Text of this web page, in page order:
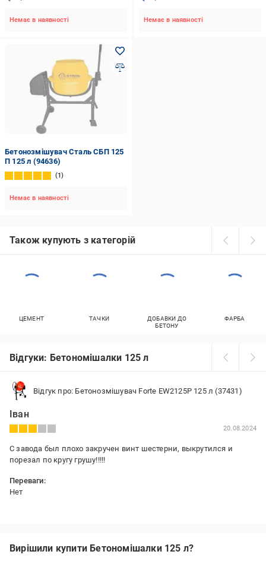
Немає в наявності Немає в наявності
Бетонозмішувач Сталь СБП 125
П 125 л (94636)
1
Немає в наявності
Також купують з категорій
ЦЕМЕНТ ТАЧКИ
ДОБАВКИ ДО
БЕТОНУ
ФАРБА
Відгуки: Бетономішалки 125 л
Відгук про: Бетонозмішувач Forte EW2125P 125 л (37431)
Іван
20.08.2024
С завода был плохо закручен винт шестерни, выкрутился и
порезал по кругу грушу!!!!!
Переваги:
Нет
Вирішили купити Бетономішалки 125 л?